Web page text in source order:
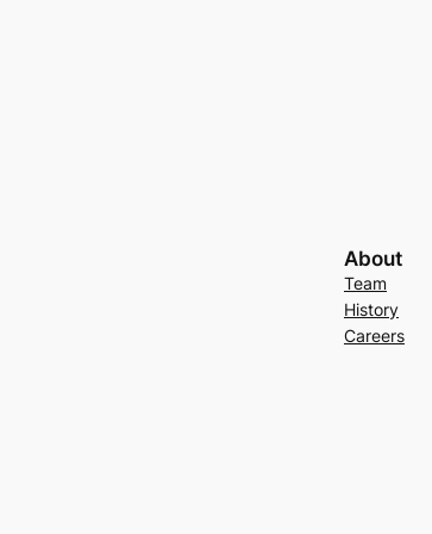
About
Team
History
Careers